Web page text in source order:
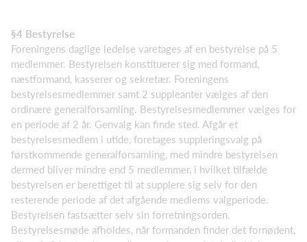
§4 Bestyrelse
Foreningens daglige ledelse varetages af en bestyrelse på 5
medlemmer. Bestyrelsen konstituerer sig med formand,
næstformand, kasserer og sekretær. Foreningens
bestyrelsesmedlemmer samt 2 suppleanter vælges af den
ordinære generalforsamling. Bestyrelsesmedlemmer vælges for
en periode af 2 år. Genvalg kan finde sted. Afgår et
bestyrelsesmedlem i utide, foretages supplerings­valg på
førstkommende generalforsamling, med mindre bestyrelsen
dermed bliver mindre end 5 medlemmer, i hvilket tilfælde
bestyrelsen er berettiget til at supplere sig selv for den
resterende periode af det afgående medlems valgperiode.
Bestyrelsen fastsætter selv sin forretningsorden.
Bestyrelsesmøde afholdes, når formanden finder det fornødent,